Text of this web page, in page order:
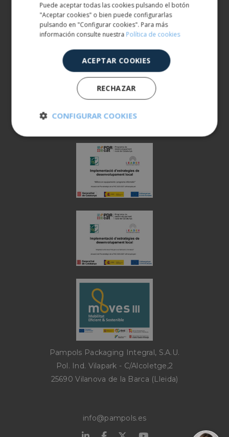
900 401 777
973 190 161
Pampols Packaging Integral, S.A.U.
Pol. Ind. Vilapark - C/Alcoletge,2
25690 Vilanova de la Barca (Lleida)
info@pampols.es
Puede aceptar todas las cookies pulsando el botón
"Aceptar cookies" o bien puede configurarlas
pulsando en "Configurar cookies". Para más
información consulte nuestra Política de cookies
ACEPTAR COOKIES
RECHAZAR
CONFIGURAR COOKIES
Cookies
estrictamente
necesarias
Cookies de
rendimiento
Cookies de
Cookies de
Cookies no clasificadas
Cookies estrictamente necesarias
Cookies de rendimiento
Cookies de preferencias
Cookies de funcionalidad
Cookies no clasificadas
El sitio web no se puede utilizar correctamente
sin las cookies estrictamente necesarias.